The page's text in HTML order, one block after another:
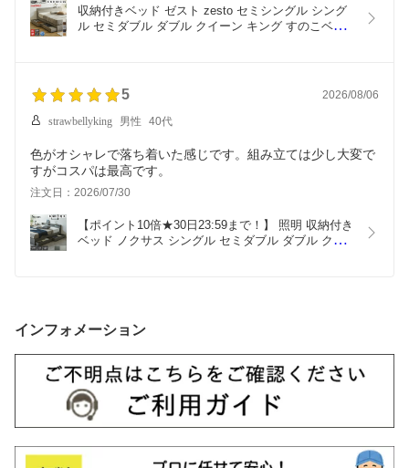
て、貴重なご意見をありがとうございます。
収納付きベッドは薄手の衣類や寝具などを想定しておりますが、
冬用の厚手の毛布など、大きなアイテムで収納しにくい場合があ
ご検討いただければ幸いです。
さらに便利にご活用いただけるポイントがございました際には、
引き続きご意見いただけましたら幸いです。
これからもお客様に満足いただける商品とサービスを提供できる
よう努めてまいりますので、引き続きよろしくお願い申し上げま
す。
収納付きベッド ゼスト zesto セミシングル シング
ル セミダブル ダブル クイーン キング すのこベッ
5 2026/08/06
strawbellyking 男性 40代
色がオシャレで落ち着いた感じです。組み立ては少し大変で
すがコスパは最高です。
注文日：2026/07/30
【ポイント10倍★30日23:59まで！】 照明 収納付き
ベッド ノクサス シングル セミダブル ダブル クイ
インフォメーション